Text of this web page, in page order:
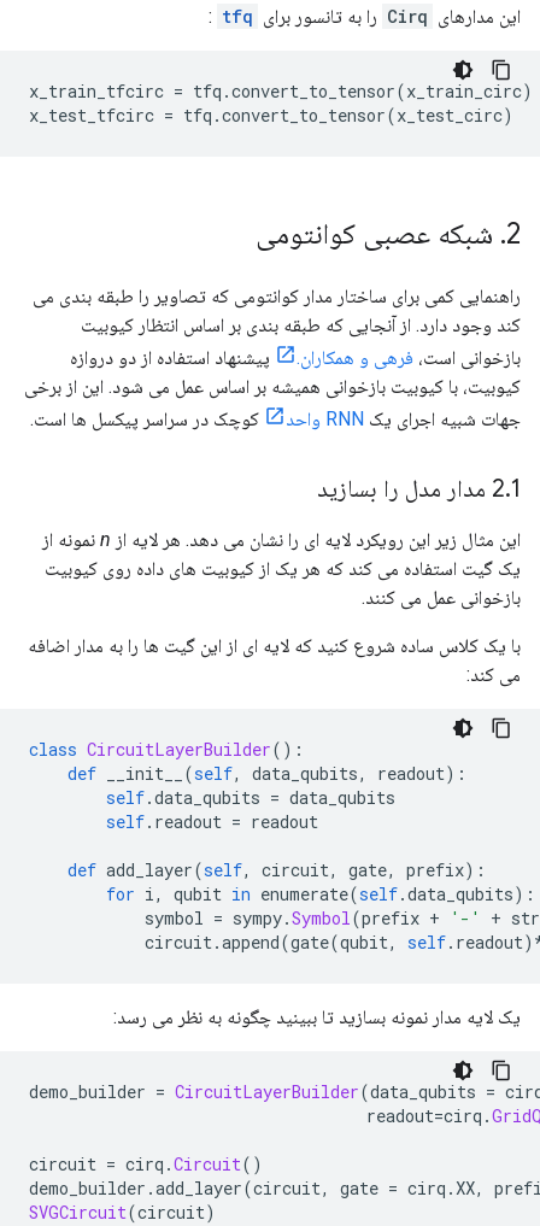
این مدارهای Cirq را به تانسور برای tfq
:
x_train_tfcirc = tfq .convert_to_tensor(x_train_circ)
x_test_tfcirc = tfq .convert_to_tensor(x_test_circ)
2
. شبکه عصبی کوانتومی
راهنمایی کمی برای ساختار مدار کوانتومی که تصاویر را طبقه بندی می
کند وجود دارد. از آنجایی که طبقه بندی بر اساس انتظار کیوبیت
بازخوانی است، فرهی و همکاران.
پیشنهاد استفاده از دو دروازه
کیوبیت، با کیوبیت بازخوانی همیشه بر اساس عمل می شود. این از برخی
جهات شبیه اجرای یک RNN واحد کوچک در سراسر پیکسل ها است.
2.1 مدار مدل را بسازید
این مثال زیر این رویکرد لایه ای را نشان می دهد. هر لایه از n نمونه از
یک گیت استفاده می کند که هر یک از کیوبیت های داده روی کیوبیت
بازخوانی عمل می کنند.
با یک کلاس ساده شروع کنید که لایه ای از این گیت ها را به مدار اضافه
می کند:
class CircuitLayerBuilder():
def __init__ (self, data_qubits, readout):
self.data_qubits = data_qubits
self. readout = readout
def add_layer(self, circuit, gate, prefix):
for i, qubit in enumerate(self.data_qubits):
symbol = sympy.Symbol(prefix + '-' + str
circuit.append(gate(qubit, self. readout
یک لایه مدار نمونه بسازید تا ببینید چگونه به نظر می رسد:
demo_builder = CircuitLayerBuilder(data_qubits =
readout=cirq .
circuit = cirq .Circuit()
demo_builder .add_layer(circuit, gate = cirq .XX,
SVGCircuit(circuit)